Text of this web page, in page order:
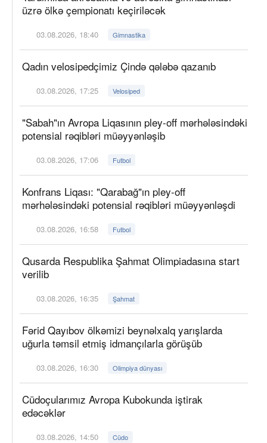
üzrə ölkə çempionatı keçiriləcək
03.08.2026, 18:40 Gimnastika
Qadın velosipedçimiz Çində qələbə qazanıb
03.08.2026, 17:25 Velosiped
"Sabah"ın Avropa Liqasının pley-off mərhələsindəki
potensial rəqibləri müəyyənləşib
03.08.2026, 17:06 Futbol
Konfrans Liqası: "Qarabağ"ın pley-off
mərhələsindəki potensial rəqibləri müəyyənləşdi
03.08.2026, 16:58 Futbol
Qusarda Respublika Şahmat Olimpiadasına start
verilib
03.08.2026, 16:35 Şahmat
Fərid Qayıbov ölkəmizi beynəlxalq yarışlarda
uğurla təmsil etmiş idmançılarla görüşüb
03.08.2026, 16:30 Olimpiya dünyası
Cüdoçularımız Avropa Kubokunda iştirak
edəcəklər
03.08.2026, 14:50 Cüdo